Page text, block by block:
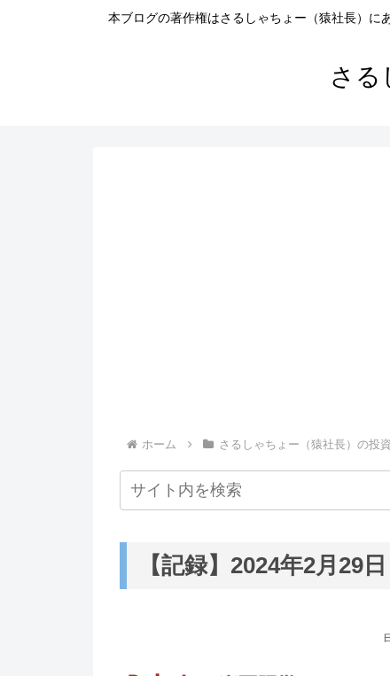
本ブログの著作権はさるしゃちょー（猿社長）に
さる
ホーム さるしゃちょー（猿社長）の投資
【記録】2024年2月29